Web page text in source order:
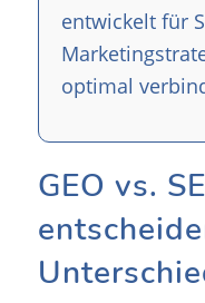
entwickelt für
optimal
GEO vs.